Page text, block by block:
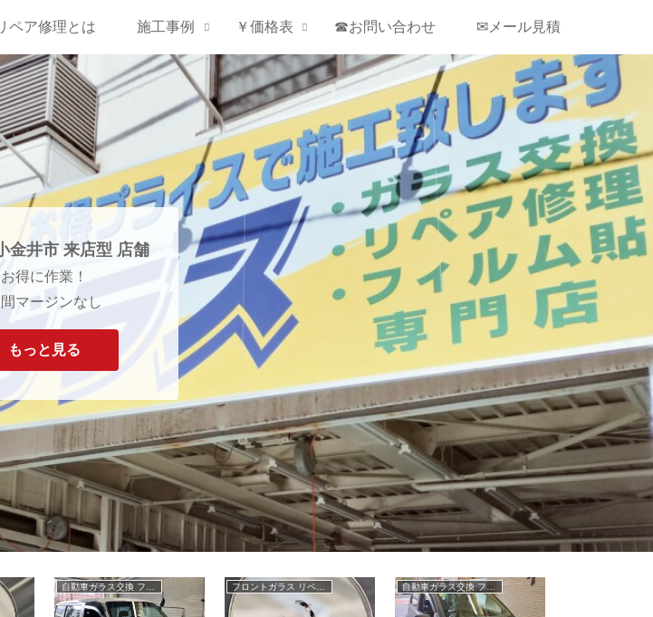
ペア修理とは 施工事例 ￥価格表 ☎お問い合わせ ✉メール見積
金井市 来店型 店舗
お得に作業！
マージンなし
もっと見る
自動車ガラス交換 フロントガラス交換